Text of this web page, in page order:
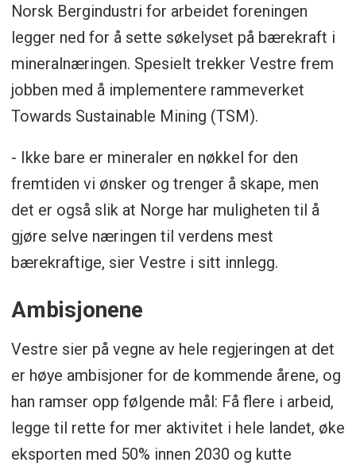
Norsk Bergindustri for arbeidet foreningen
legger ned for å sette søkelyset på bærekraft i
mineralnæringen. Spesielt trekker Vestre frem
jobben med å implementere rammeverket
Towards Sustainable Mining (TSM).
- Ikke bare er mineraler en nøkkel for den
fremtiden vi ønsker og trenger å skape, men
det er også slik at Norge har muligheten til å
gjøre selve næringen til verdens mest
bærekraftige, sier Vestre i sitt innlegg.
Ambisjonene
Vestre sier på vegne av hele regjeringen at det
er høye ambisjoner for de kommende årene, og
han ramser opp følgende mål: Få flere i arbeid,
legge til rette for mer aktivitet i hele landet, øke
eksporten med 50% innen 2030 og kutte